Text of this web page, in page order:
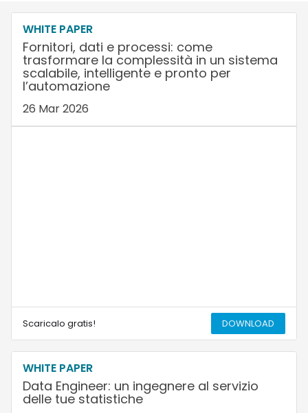
WHITE PAPER
Fornitori, dati e processi: come
trasformare la complessità in un sistema
scalabile, intelligente e pronto per
l’automazione
26 Mar 2026
Scaricalo gratis! DOWNLOAD
WHITE PAPER
Data Engineer: un ingegnere al servizio
delle tue statistiche